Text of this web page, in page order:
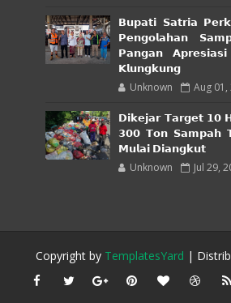
𝗕𝘂𝗽𝗮𝘁𝗶 𝗦𝗮𝘁𝗿𝗶𝗮
𝗣𝗲𝗻𝗴𝗼𝗹𝗮𝗵𝗮𝗻
𝗣𝗮𝗻𝗴𝗮𝗻
𝗞𝗹𝘂𝗻𝗴𝗸𝘂𝗻𝗴
Unknown Aug 01,
𝗗𝗶𝗸𝗲𝗷𝗮𝗿 𝗧𝗮𝗿𝗴𝗲𝘁 𝟭𝟬
𝟯𝟬𝟬 𝗧𝗼𝗻 𝗦𝗮𝗺𝗽𝗮𝗵
𝗠𝘂𝗹𝗮𝗶 𝗗𝗶𝗮𝗻𝗴𝗸𝘂𝘁
Unknown Jul 29,
Copyright by TemplatesYard |